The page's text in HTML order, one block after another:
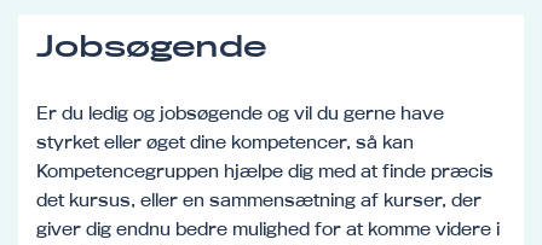
Jobsøgende
Er du ledig og jobsøgende og vil du gerne have
styrket eller øget dine kompetencer, så kan
Kompetencegruppen hjælpe dig med at finde præcis
det kursus, eller en sammensætning af kurser, der
giver dig endnu bedre mulighed for at komme videre i